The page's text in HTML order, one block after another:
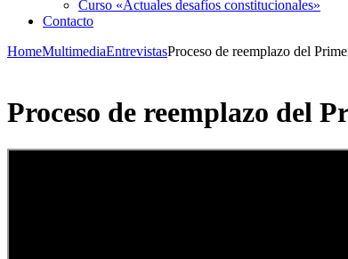
Curso «Actuales desafíos constitucionales»
Contacto
HomeMultimediaEntrevistasProceso de reemplazo del
Proceso de reemplazo del